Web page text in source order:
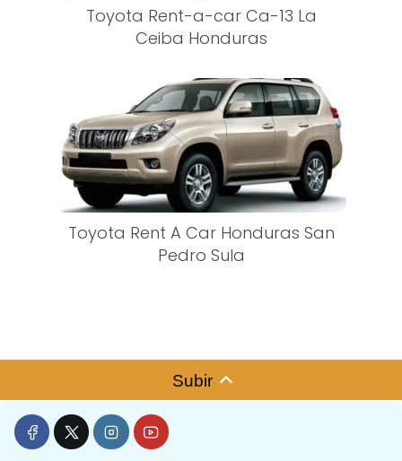
Toyota Rent-a-car Ca-13 La
Ceiba Honduras
Toyota Rent A Car Honduras San
Pedro Sula
Subir